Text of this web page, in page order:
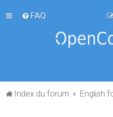
FAQ
Index du forum English